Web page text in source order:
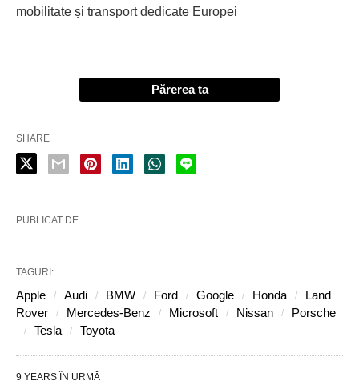
mobilitate și transport dedicate Europei
Părerea ta
SHARE
PUBLICAT DE
TAGURI:
Apple Audi BMW Ford Google Honda
Land
Rover
Mercedes-Benz Microsoft Nissan
Porsche
Tesla
Toyota
9 YEARS ÎN URMĂ